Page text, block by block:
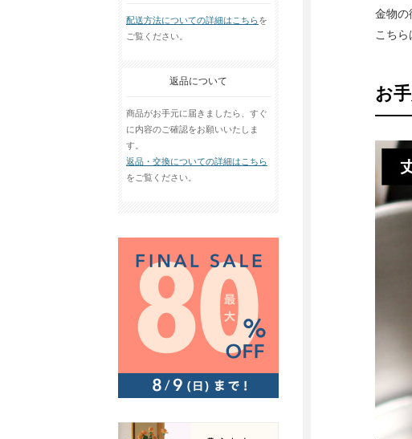
配送方法についての詳細はこちらを
ご覧ください。
返品について
商品がお手元に届きましたら、すぐ
に内容のご確認をお願いいたしま
す。
返品・交換についての詳細はこちら
をご覧ください。
金物の
こち
お